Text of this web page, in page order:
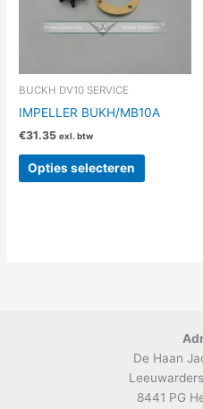
BUCKH DV10 SERVICE
IMPELLER BUKH/MB10A
€31.35 exl. btw
Opties selecteren
optie
op
De Haan
8441 PG